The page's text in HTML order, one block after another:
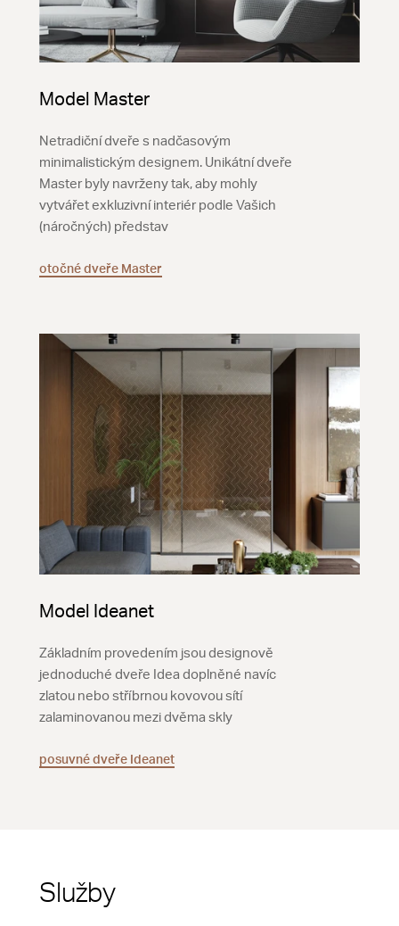
Model Master
Netradiční dveře s nadčasovým
minimalistickým designem. Unikátní dveře
Master byly navrženy tak, aby mohly
vytvářet exkluzivní interiér podle Vašich
(náročných) představ
otočné dveře Master
Model Ideanet
Základním provedením jsou designově
jednoduché dveře Idea doplněné navíc
zlatou nebo stříbrnou kovovou sítí
zalaminovanou mezi dvěma skly
posuvné dveře Ideanet
Služby